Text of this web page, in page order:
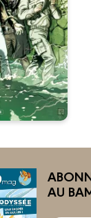
AU